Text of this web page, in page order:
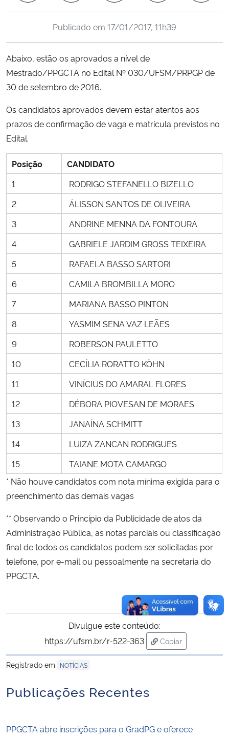
Ministério de Minas e Energia
Ministério da Ciência, Tecnologia, Inovações e Comunicações
Ministério do Meio Ambiente
Ministério do Turismo
Ministério do Desenvolvimento Regional
Controladoria-Geral da União
Ministério da Mulher, da Família e dos Direitos Humanos
Secretaria-Geral
Secretaria de Governo
Gabinete de Segurança Institucional
Advocacia-Geral da União
Banco Central do Brasil
Planalto
Publicado em 17/01/2017, 11h39
Abaixo, estão os aprovados a nível de
Mestrado/PPGCTA no Edital Nº 030/UFSM/PRPGP de
30 de setembro de 2016.
Os candidatos aprovados devem estar atentos aos
prazos de confirmação de vaga e matrícula previstos no
Edital.
Posição
CANDIDATO
1
RODRIGO STEFANELLO BIZELLO
2
ÁLISSON SANTOS DE OLIVEIRA
3
ANDRINE MENNA DA FONTOURA
4
GABRIELE JARDIM GROSS TEIXEIRA
5
RAFAELA BASSO SARTORI
6
CAMILA BROMBILLA MORO
7
MARIANA BASSO PINTON
8
YASMIM SENA VAZ LEÃES
9
ROBERSON PAULETTO
10
CECÍLIA RORATTO KÖHN
11
VINÍCIUS DO AMARAL FLORES
12
DÉBORA PIOVESAN DE MORAES
13
JANAÍNA SCHMITT
14
LUIZA ZANCAN RODRIGUES
15
TAIANE MOTA CAMARGO
* Não houve candidatos com nota mínima exigida para o
preenchimento das demais vagas
** Observando o Princípio da Publicidade de atos da
Administração Pública, as notas parciais ou classificação
final de todos os candidatos podem ser solicitadas por
telefone, por e-mail ou pessoalmente na secretaria do
PPGCTA.
Divulgue este conteúdo:
https://ufsm.br/r-522-363
Copiar
para área de
Registrado em
NOTÍCIAS
Publicações Recentes
PPGCTA abre inscrições para o GradPG e oferece